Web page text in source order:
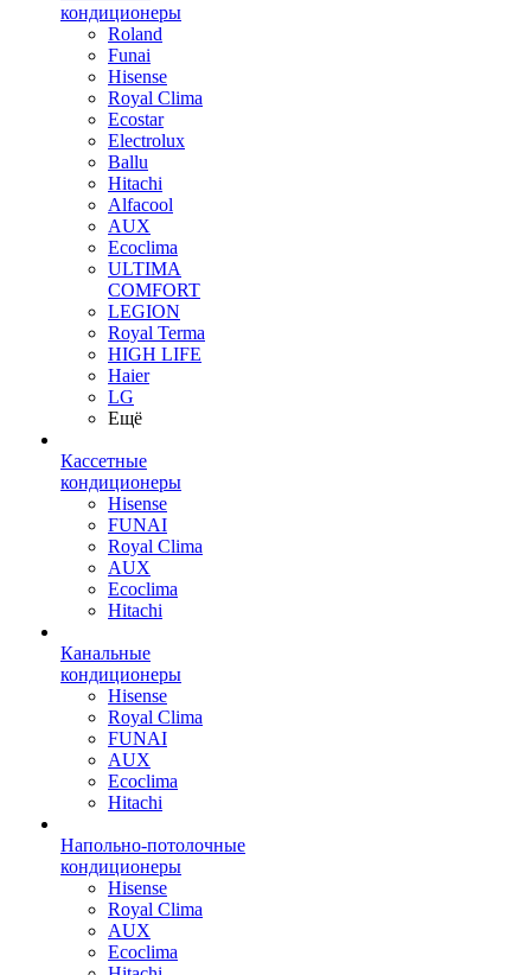
кондиционеры
Roland
Funai
Hisense
Royal Clima
Ecostar
Electrolux
Ballu
Hitachi
Alfacool
AUX
Ecoclima
ULTIMA
COMFORT
LEGION
Royal Terma
HIGH LIFE
Haier
LG
Ещё
Кассетные
кондиционеры
Hisense
FUNAI
Royal Clima
AUX
Ecoclima
Hitachi
Канальные
кондиционеры
Hisense
Royal Clima
FUNAI
AUX
Ecoclima
Hitachi
Напольно-потолочные
кондиционеры
Hisense
Royal Clima
AUX
Ecoclima